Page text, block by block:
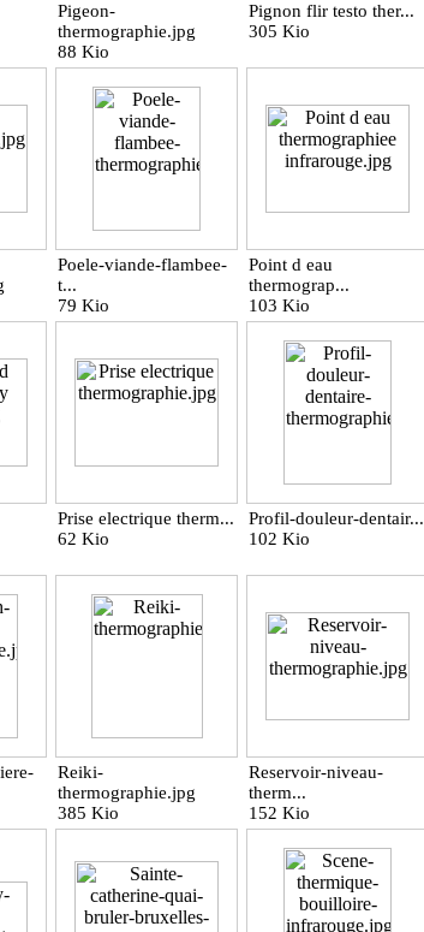
Pigeon-
thermographie.jpg
88 Kio
Pignon flir testo ther...
305 Kio
Poele-viande-flambee-
t...
79 Kio
Point d eau
thermograp...
103 Kio
Prise electrique therm...
62 Kio
Profil-douleur-dentair...
102 Kio
Reiki-
thermographie.jpg
385 Kio
Reservoir-niveau-
therm...
152 Kio